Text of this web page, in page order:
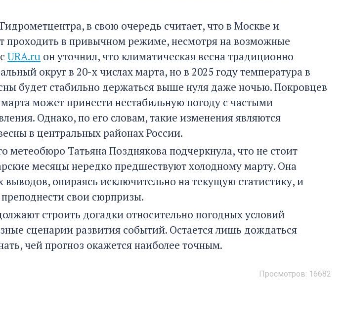
в свою очередь считает, что в Москве и
проходить в привычном режиме, несмотря на возможные
URA.ru он уточнил, что климатическая весна традиционно
округ в 20-х числах марта, но в 2025 году температура в
будет стабильно держаться выше нуля даже ночью. Покровцев
может принести нестабильную погоду с частыми
Однако, по его словам, такие изменения являются
в центральных районах России.
метеобюро Татьяна Позднякова подчеркнула, что не стоит
месяцы нередко предшествуют холодному марту. Она
опираясь исключительно на текущую статистику, и
свои сюрпризы.
строить догадки относительно погодных условий
сценарии развития событий. Остается лишь дождаться
чей прогноз окажется наиболее точным.
Просмотров: 16682